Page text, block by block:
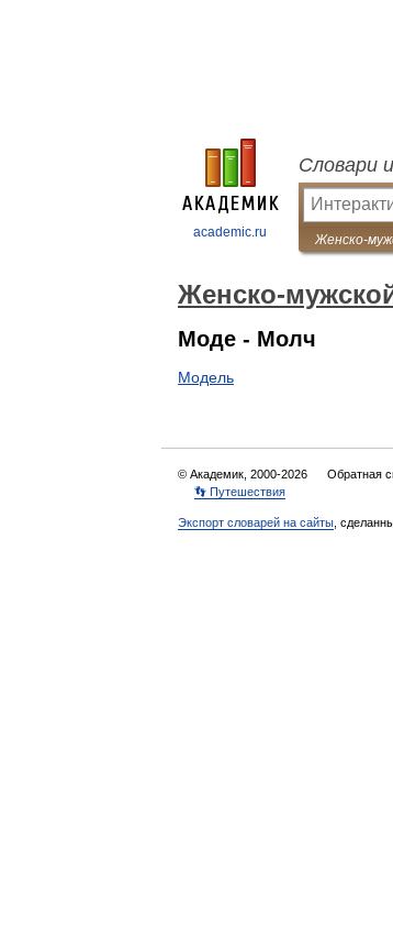
academic.ru
Словари
Женско-
Моде - Молч
Модель
© Академик, 2000-2026 Обратная
👣 Путешествия
Экспорт словарей на сайты ,